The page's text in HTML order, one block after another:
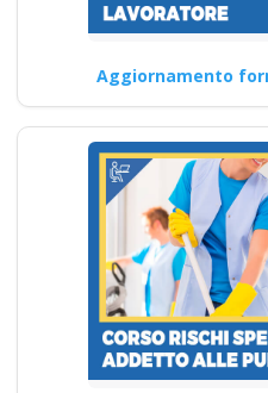
Nuovo
regioni
Aggiornamento